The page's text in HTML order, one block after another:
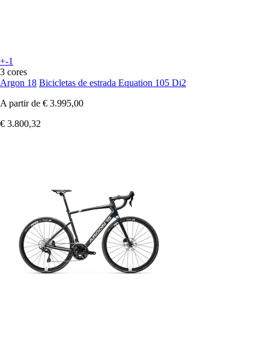
+-1
3 cores
Argon 18 Bicicletas de estrada Equation 105 Di2
A partir de € 3.995,00
€ 3.800,32